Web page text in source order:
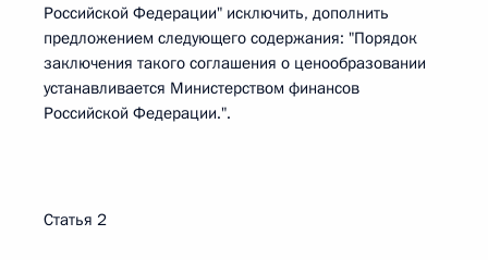
Российской Федерации" исключить, дополнить
предложением следующего содержания: "Порядок
заключения такого соглашения о ценообразовании
устанавливается Министерством финансов
Российской Федерации.".
Статья 2